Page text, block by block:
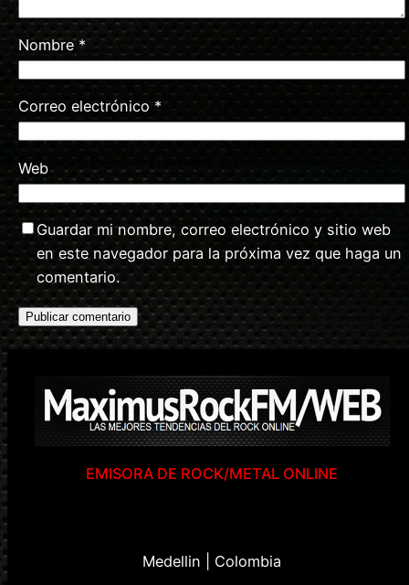
Nombre*
Correo electrónico *
Web
Guardar mi nombre, correo electrónico y sitio web
en este navegador para la próxima vez que haga un
comentario.
EMISORA DE ROCK/METAL ONLINE
Medellin | Colombia